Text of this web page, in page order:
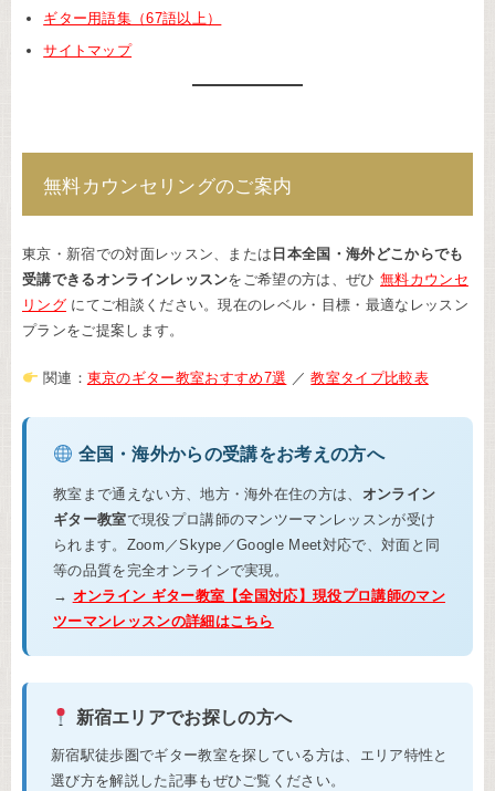
ギター用語集（67語以上）
サイトマップ
無料カウンセリングのご案内
東京・新宿での対面レッスン、または 日本全国・海外どこからでも
受講できるオンラインレッスンをご希望の方は、ぜひ無料カウンセ
リングにてご相談ください。現在のレベル・目標・最適なレッスン
プランをご提案します。
関連： 東京のギター教室おすすめ7選 ／教室タイプ比較表
全国・海外からの受講をお考えの方へ
教室まで通えない方、地方・海外在住の方は、 オンライン
ギター教室で現役プロ講師のマンツーマンレッスンが受け
られます。Zoom／Skype／Google Meet対応で、対面と同
等の品質を完全オンラインで実現。
→ オンライン ギター教室【全国対応】現役プロ講師のマン
ツーマンレッスンの詳細はこちら
新宿エリアでお探しの方へ
新宿駅徒歩圏でギター教室を探している方は、エリア特性と
選び方を解説した記事もぜひご覧ください。